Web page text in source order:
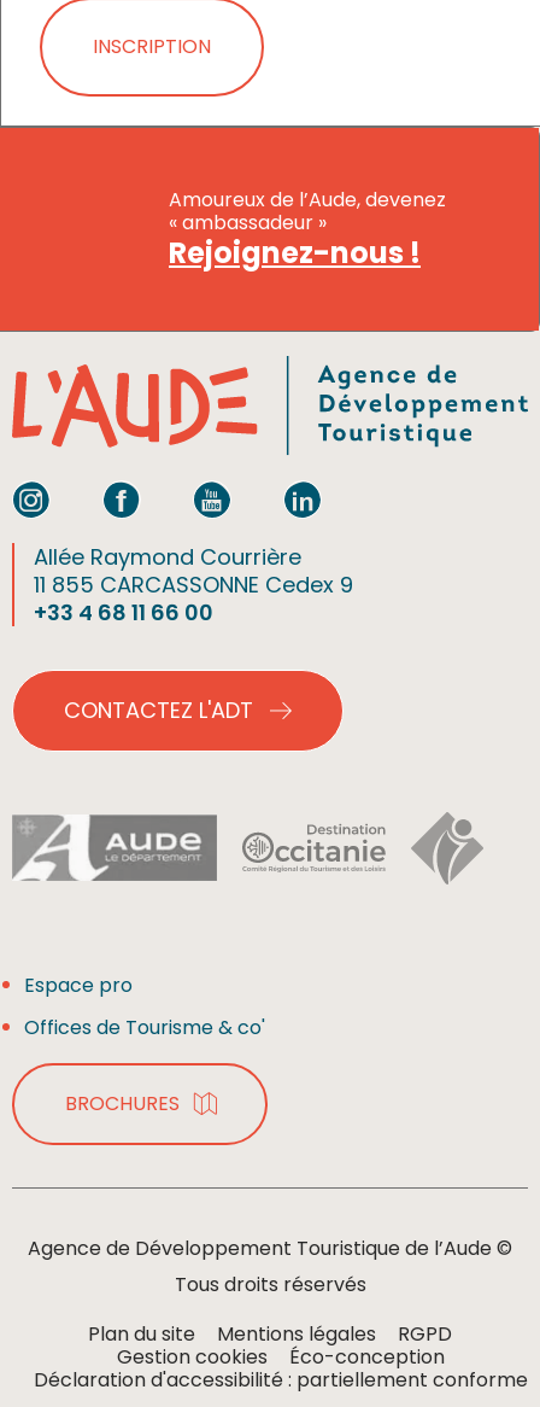
INSCRIPTION
Amoureux de l’Aude, devenez
« ambassadeur »
Rejoignez-nous !
Allée Raymond Courrière
11 855 CARCASSONNE Cedex 9
+33 4 68 11 66 00
CONTACTEZ L'ADT
Espace pro
Offices de Tourisme & co'
BROCHURES
Agence de Développement Touristique de l’Aude ©
Tous droits réservés
Plan du site
Mentions légales
RGPD
Gestion cookies
Éco-conception
Déclaration d'accessibilité : partiellement conforme